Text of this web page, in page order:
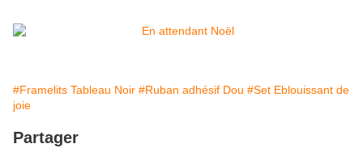
#Framelits Tableau Noir #Ruban adhésif Dou #Set Eblouissant de
joie
Partager